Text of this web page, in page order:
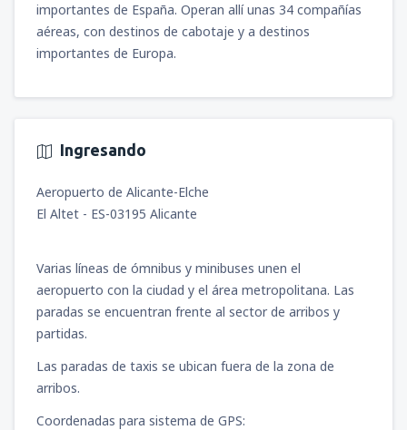
importantes de España. Operan allí unas 34 compañías
aéreas, con destinos de cabotaje y a destinos
importantes de Europa.
Ingresando
Aeropuerto de Alicante-Elche
El Altet - ES-03195 Alicante
Varias líneas de ómnibus y minibuses unen el
aeropuerto con la ciudad y el área metropolitana. Las
paradas se encuentran frente al sector de arribos y
partidas.
Las paradas de taxis se ubican fuera de la zona de
arribos.
Coordenadas para sistema de GPS: